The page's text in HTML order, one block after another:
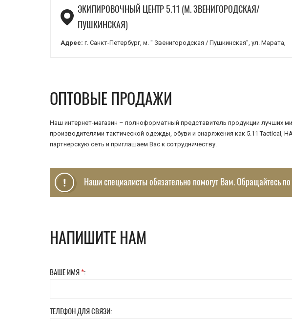
ЭКИПИРОВОЧНЫЙ ЦЕНТР 5.11 (М. ЗВЕНИГОРОДСКАЯ/
ПУШКИНСКАЯ)
Адрес: г. Санкт-Петербург, м. " Звенигородская / Пушкинская", ул. Марата,
ОПТОВЫЕ ПРОДАЖИ
Наш интернет-магазин – полноформатный представитель продукции лучших
производителями тактической одежды, обуви и снаряжения как 5.11 Tactical,
партнерскую сеть и приглашаем Вас к сотрудничеству.
Наши специалисты обязательно помогут Вам. Обращайтесь
НАПИШИТЕ НАМ
ВАШЕ ИМЯ *:
ТЕЛЕФОН ДЛЯ СВЯЗИ: